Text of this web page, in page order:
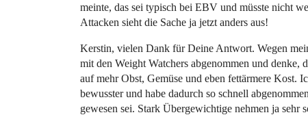
meinte, das sei typisch bei EBV und müsste nicht
Attacken sieht die Sache ja jetzt anders aus!
Kerstin, vielen Dank für Deine Antwort. Wegen
mit den Weight Watchers abgenommen und
auf mehr Obst, Gemüse und eben fettärmere Kost.
bewusster und habe dadurch so schnell
gewesen sei. Stark Übergewichtige nehmen ja